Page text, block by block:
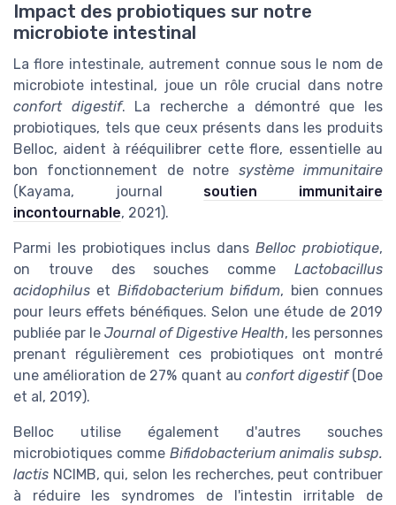
Impact des probiotiques sur notre
microbiote intestinal
La flore intestinale, autrement connue sous le nom de
microbiote intestinal, joue un rôle crucial dans notre
confort digestif. La recherche a démontré que les
probiotiques, tels que ceux présents dans les produits
Belloc, aident à rééquilibrer cette flore, essentielle au
bon fonctionnement de notre système immunitaire
(Kayama, journal soutien immunitaire
incontournable, 2021).
Parmi les probiotiques inclus dansBelloc probiotique,
on trouve des souches comme Lactobacillus
acidophilus et Bifidobacterium bifidum, bien connues
pour leurs effets bénéfiques. Selon une étude de 2019
publiée par le Journal of Digestive Health, les personnes
prenant régulièrement ces probiotiques ont montré
une amélioration de 27% quant au confort digestif(Doe
et al, 2019).
Belloc utilise également d'autres souches
microbiotiques comme Bifidobacterium animalis subsp.
lactis NCIMB, qui, selon les recherches, peut contribuer
à réduire les syndromes de l'intestin irritable de